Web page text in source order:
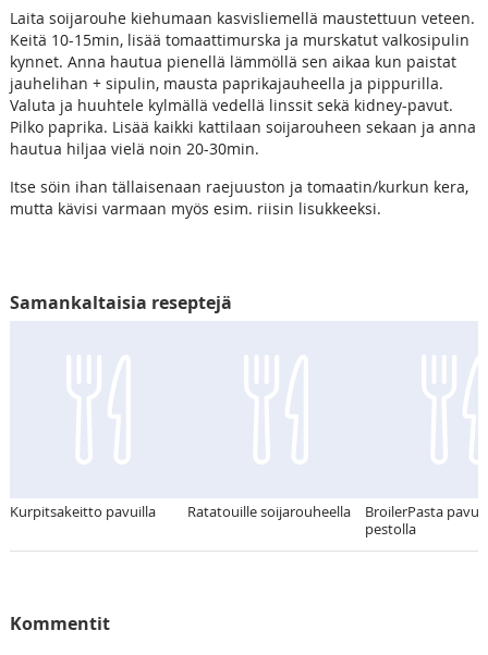
Laita soijarouhe kiehumaan kasvisliemellä maustettuun veteen.
Keitä 10-15min, lisää tomaattimurska ja murskatut valkosipulin
kynnet. Anna hautua pienellä lämmöllä sen aikaa kun paistat
jauhelihan + sipulin, mausta paprikajauheella ja pippurilla.
Valuta ja huuhtele kylmällä vedellä linssit sekä kidney-pavut.
Pilko paprika. Lisää kaikki kattilaan soijarouheen sekaan ja anna
hautua hiljaa vielä noin 20-30min.
Itse söin ihan tällaisenaan raejuuston ja tomaatin/kurkun kera,
mutta kävisi varmaan myös esim. riisin lisukkeeksi.
Samankaltaisia reseptejä
Kurpitsakeitto pavuilla Ratatouille soijarouheella
BroilerPasta
pestolla
Kommentit